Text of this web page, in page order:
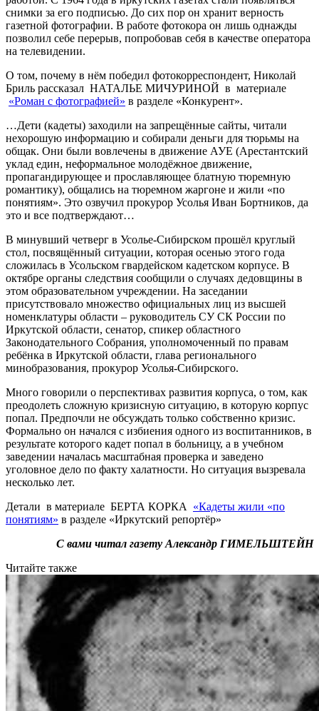
снимки за его подписью. До сих пор он хранит верность
газетной фотографии. В работе фотокора он лишь однажды
позволил себе перерыв, попробовав себя в качестве оператора
на телевидении.
О том, почему в нём победил фотокорреспондент, Николай
Бриль рассказал НАТАЛЬЕ МИЧУРИНОЙ в материале
«Роман с фотографией» в разделе «Конкурент».
…Дети (кадеты) заходили на запрещённые сайты, читали
нехорошую информацию и собирали деньги для тюрьмы на
общак. Они были вовлечены в движение АУЕ (Арестантский
уклад един, неформальное молодёжное движение,
пропагандирующее и прославляющее блатную тюремную
романтику), общались на тюремном жаргоне и жили «по
понятиям». Это озвучил прокурор Усолья Иван Бортников, да
это и все подтверждают…
В минувший четверг в Усолье-Сибирском прошёл круглый
стол, посвящённый ситуации, которая осенью этого года
сложилась в Усольском гвардейском кадетском корпусе. В
октябре органы следствия сообщили о случаях дедовщины в
этом образовательном учреждении. На заседании
присутствовало множество официальных лиц из высшей
номенклатуры области – руководитель СУ СК России по
Иркутской области, сенатор, спикер областного
Законодательного Собрания, уполномоченный по правам
ребёнка в Иркутской области, глава регионального
минобразования, прокурор Усолья-Сибирского.
Много говорили о перспективах развития корпуса, о том, как
преодолеть сложную кризисную ситуацию, в которую корпус
попал. Предпочли не обсуждать только собственно кризис.
Формально он начался с избиения одного из воспитанников, в
результате которого кадет попал в больницу, а в учебном
заведении началась масштабная проверка и заведено
уголовное дело по факту халатности. Но ситуация вызревала
несколько лет.
Детали в материале БЕРТА КОРКА «Кадеты жили «по
понятиям» в разделе «Иркутский репортёр»
С вами читал газету Александр ГИМЕЛЬШТЕЙН
Читайте также